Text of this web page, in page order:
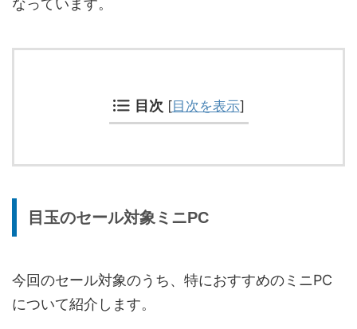
なっています。
目次 [目次を表示]
目玉のセール対象ミニPC
今回のセール対象のうち、特におすすめのミニPC
について紹介します。